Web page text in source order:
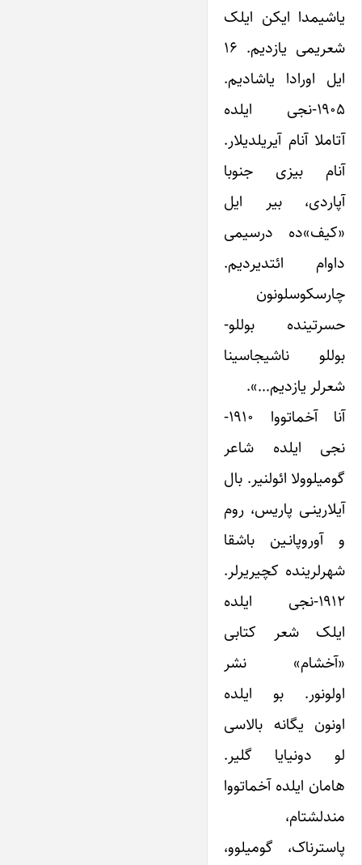
یاشیمدا ایکن ایلک
شعریمی یازدیم. ۱۶
ایل اورادا یاشادیم.
۱۹۰۵-نجی ایلده
آتام‎لا آنام آیریلدیلار.
آنام بیزی جنوبا
آپاردی، بیر ایل
«کیف»‎ده درسیمی
داوام ائتدیردیم.
چارسکوسلونون
حسرتینده بوللو-
بوللو ناشیجاسینا
شعرلر یازدیم…».
آنا آخماتووا ۱۹۱۰-
نجی ایلده شاعر
گومیلوو‎لا ائولنیر. بال
آیلارینـی‎ پاریس، روم
و آوروپانـین باشقا
شهرلرینده کچیریرلر.
۱۹۱۲-نجی ایلده
ایلک شعر کتابی
«آخشام» نشر
اولونور. بو ایلده
اونون یگانه بالاسی
لو دونیایا گلیر.
هامان ایلده آخماتووا
مندلشتام،
پاسترناک، گومیلوو،